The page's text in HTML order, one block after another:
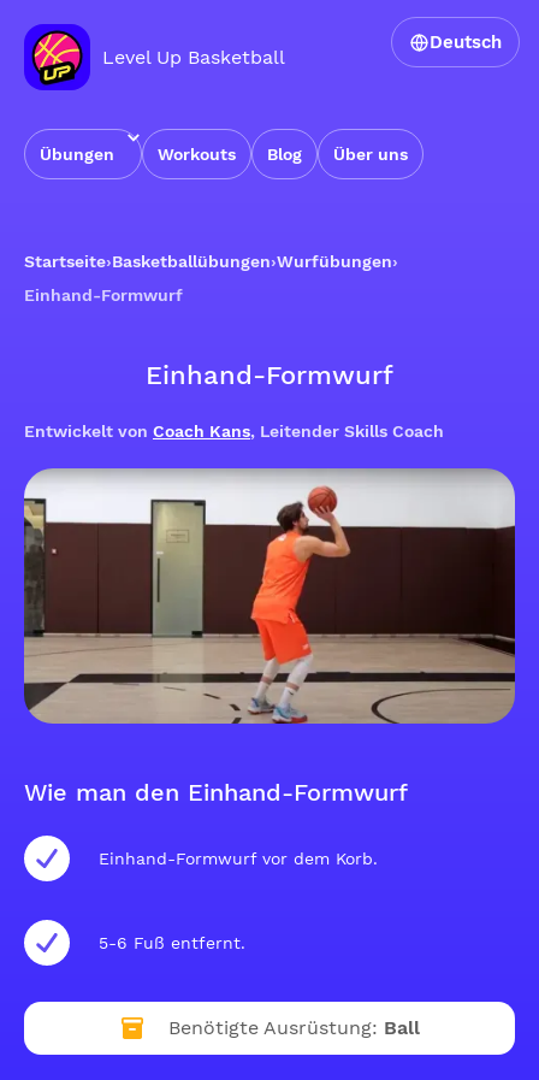
Level Up Basketball
Übungen Workouts Blog Über uns
Deutsch
Startseite›Basketballübungen›Wurfübungen›
Einhand-Formwurf
Einhand-Formwurf
Entwickelt von Coach Kans, Leitender Skills Coach
Wie man den Einhand-Formwurf
Einhand-Formwurf vor dem Korb.
5-6 Fuß entfernt.
Benötigte Ausrüstung: Ball